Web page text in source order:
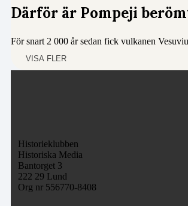
Därför är Pompeji
För snart 2 000 år sedan fick vulkanen
VISA FLER
Historieklubben
Historiska Media
Bantorget 3
222 29 Lund
Org nr 556770-8408